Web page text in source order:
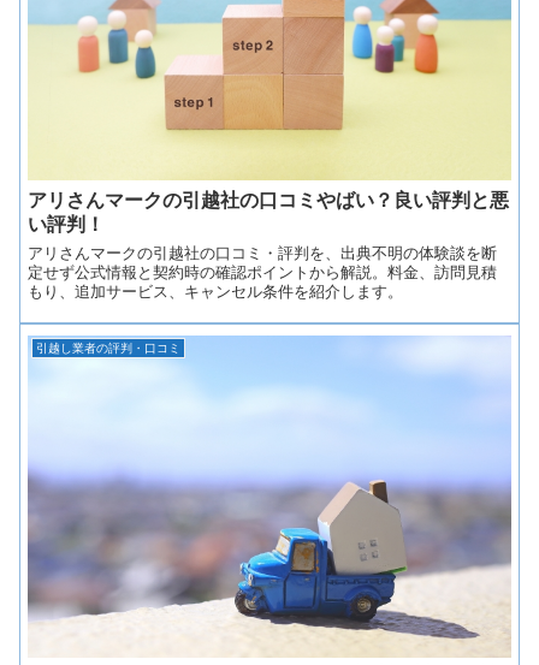
アリさんマークの引越社の口コミやばい？良い評判と悪
い評判！
アリさんマークの引越社の口コミ・評判を、出典不明の体験談を断
定せず公式情報と契約時の確認ポイントから解説。料金、訪問見積
もり、追加サービス、キャンセル条件を紹介します。
引越し業者の評判・口コミ